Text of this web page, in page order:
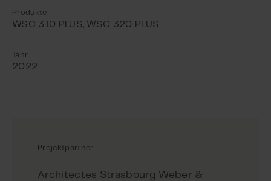
Produkte
WSC 310 PLUS WSC 320 PLUS
Jahr
2022
Projektpartner
Architectes Strasbourg Weber &